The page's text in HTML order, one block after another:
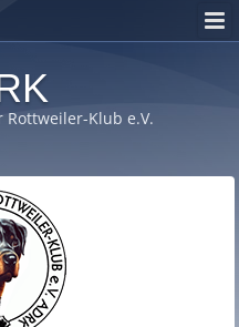
Klub e.V.